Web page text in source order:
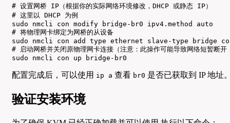
# 设置网桥 IP（根据你的实际网络环境修改，DHCP 或静态 IP）
# 这里以 DHCP 为例
sudo nmcli con modify bridge-br0 ipv4.method auto
# 将物理网卡绑定为网桥的从设备
sudo nmcli con add type ethernet slave-type bridge
# 启动网桥并关闭原物理网卡连接（注意：此操作可能导致网络短暂断开
sudo nmcli con up bridge-br0
配置完成后，可以使用 ip a 查看 br0 是否已获取到 IP 地址
验证安装环境